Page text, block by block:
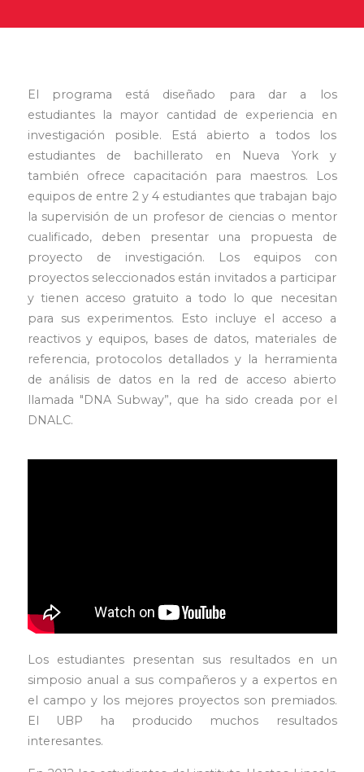
El programa está diseñado para dar a los
estudiantes la mayor cantidad de experiencia en
investigación posible. Está abierto a todos los
estudiantes de bachillerato en Nueva York y
también ofrece capacitación para maestros. Los
equipos de entre 2 y 4 estudiantes que trabajan bajo
la supervisión de un profesor de ciencias o mentor
cualificado, deben presentar una propuesta de
proyecto de investigación. Los equipos con
proyectos seleccionados están invitados a participar
y tienen acceso gratuito a todo lo que necesitan
para sus experimentos. Esto incluye el acceso a
reactivos y equipos, bases de datos, materiales de
referencia, protocolos detallados y la herramienta
de análisis de datos en la red de acceso abierto
llamada "DNA Subway”, que ha sido creada por el
DNALC.
Los estudiantes presentan sus resultados en un
simposio anual a sus compañeros y a expertos en
el campo y los mejores proyectos son premiados.
El UBP ha producido muchos resultados
interesantes.